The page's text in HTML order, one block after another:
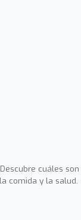
cuáles son
comida y la salud.